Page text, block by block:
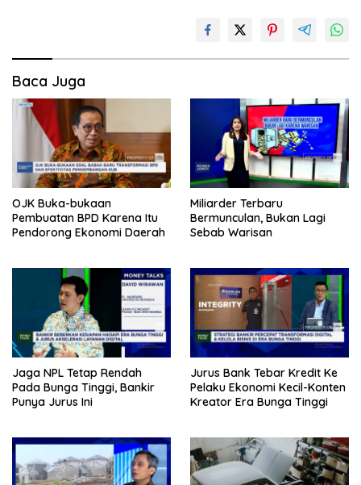
Baca Juga
OJK Buka-bukaan
Pembuatan BPD Karena Itu
Pendorong Ekonomi Daerah
Miliarder Terbaru
Bermunculan, Bukan Lagi
Sebab Warisan
Jaga NPL Tetap Rendah
Pada Bunga Tinggi, Bankir
Punya Jurus Ini
Jurus Bank Tebar Kredit Ke
Pelaku Ekonomi Kecil-Konten
Kreator Era Bunga Tinggi